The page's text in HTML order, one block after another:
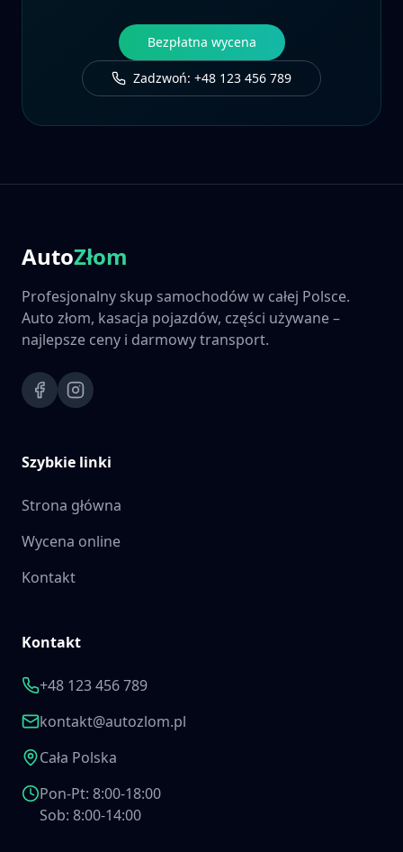
Bezpłatna wycena
Zadzwoń: +48 123 456 789
AutoZłom
Profesjonalny skup samochodów w całej Polsce.
Auto złom, kasacja pojazdów, części używane –
najlepsze ceny i darmowy transport.
Szybkie linki
Strona główna
Wycena online
Kontakt
Kontakt
+48 123 456 789
kontakt@autozlom.pl
Cała Polska
Pon-Pt: 8:00-18:00
Sob: 8:00-14:00